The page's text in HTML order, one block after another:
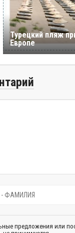
Турецкий пляж
Европе
предложения или